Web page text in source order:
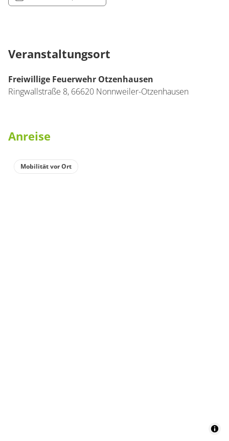
Veranstaltungsort
Freiwillige Feuerwehr Otzenhausen
Ringwallstraße 8, 66620 Nonnweiler-Otzenhausen
Anreise
Mobilität vor Ort